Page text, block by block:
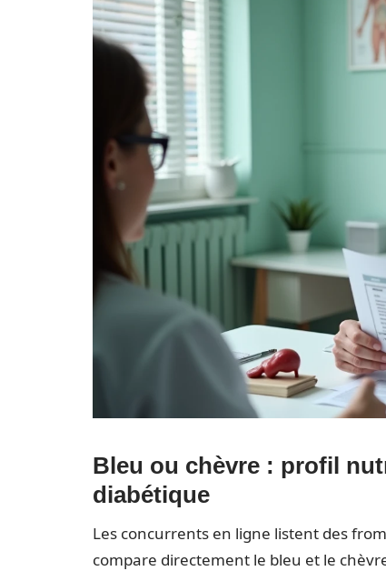
Bleu ou chèvre : profil
diabétique
Les concurrents en ligne listent des
compare directement le bleu et le